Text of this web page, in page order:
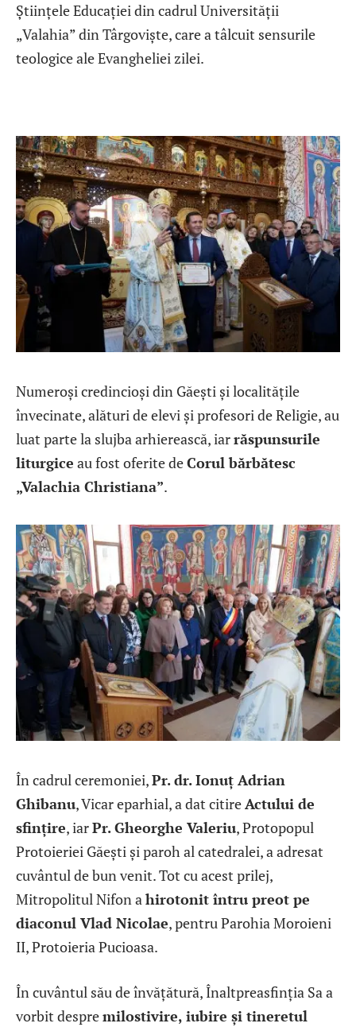
Științele Educației din cadrul Universității
„Valahia” din Târgoviște, care a tâlcuit sensurile
teologice ale Evangheliei zilei.
Numeroși credincioși din Găești și localitățile
învecinate, alături de elevi și profesori de Religie, au
luat parte la slujba arhierească, iarrăspunsurile
liturgice au fost oferite deCorul bărbătesc
„Valachia Christiana”.
În cadrul ceremoniei,Pr. dr. Ionuț Adrian
Ghibanu, Vicar eparhial, a dat citireActului de
sfințire, iarPr. Gheorghe Valeriu, Protopopul
Protoieriei Găești și paroh al catedralei, a adresat
cuvântul de bun venit. Tot cu acest prilej,
Mitropolitul Nifon a hirotonit întru preot pe
diaconul Vlad Nicolae, pentru Parohia Moroieni
II, Protoieria Pucioasa.
În cuvântul său de învățătură, Înaltpreasfinția Sa a
vorbit despremilostivire, iubire și tineretul